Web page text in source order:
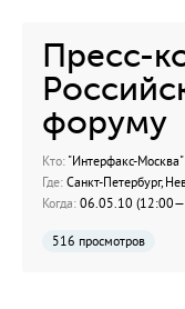
Пресс-
форуму
Кто: "Интерфакс-Москва"
Где: Санкт-Петербург,
Когда: 06.05.10
516 просмотров